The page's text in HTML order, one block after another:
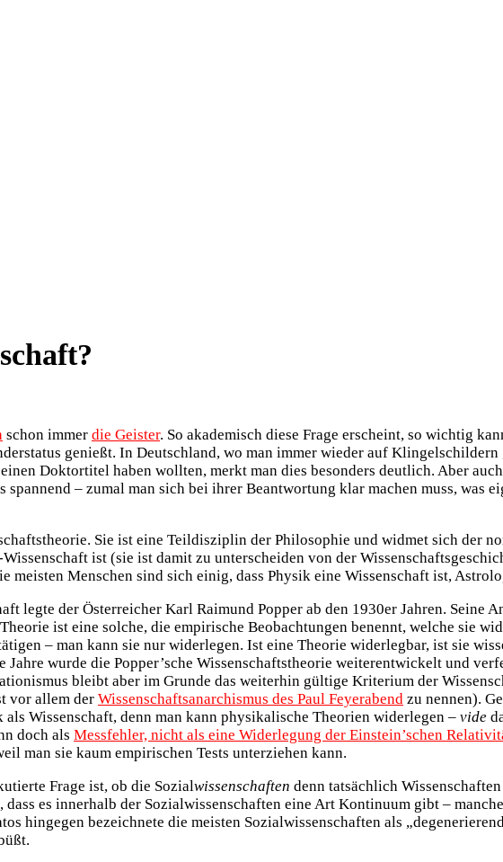
schon immer die Geister. So akademisch diese Frage erscheint, so wichtig
genießt. In Deutschland, wo man immer wieder auf
Doktortitel haben wollten, merkt man dies besonders deutlich. Aber
spannend – zumal man sich bei ihrer Beantwortung klar machen muss, was
Sie ist eine Teildisziplin der Philosophie und widmet sich der
ist (sie ist damit zu unterscheiden von der
Menschen sind sich einig, dass Physik eine Wissenschaft ist,
legte der Österreicher Karl Raimund Popper ab den 1930er Jahren. Seine
ist eine solche, die empirische Beobachtungen benennt, welche sie
– man kann sie nur widerlegen. Ist eine Theorie widerlegbar, ist sie
wurde die Popper’sche Wissenschaftstheorie weiterentwickelt und
bleibt aber im Grunde das weiterhin gültige Kriterium der
vor allem der Wissenschaftsanarchismus des Paul Feyerabend zu nennen).
Wissenschaft, denn man kann physikalische Theorien widerlegen – vide
doch als Messfehler, nicht als eine Widerlegung der Einstein’schen
man sie kaum empirischen Tests unterziehen kann.
Frage ist, ob die Sozialwissenschaften denn tatsächlich
es innerhalb der Sozialwissenschaften eine Art Kontinuum gibt –
hingegen bezeichnete die meisten Sozialwissenschaften als